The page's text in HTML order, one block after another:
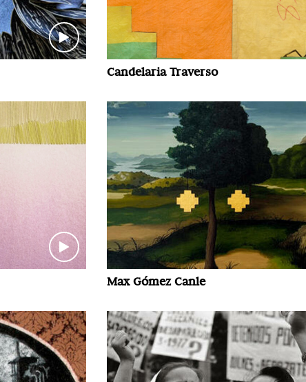
Candelaria Traverso
Max Gómez Canle